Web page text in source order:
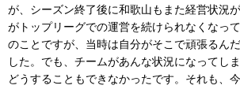
が、シーズン終了後に和歌山もまた経営状況
がトップリーグでの運営を続けられなくなっ
のことですが、当時は自分がそこで頑張るん
した。でも、チームがあんな状況になってし
どうすることもできなかったです。それも、